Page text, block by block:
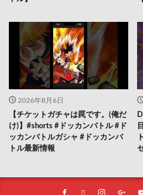
2026年8月6日
【チケットガチャは罠です。(俺だ
け)】#shorts #ドッカンバトル #ド
ッカンバトルガシャ #ドッカンバ
トル最新情報